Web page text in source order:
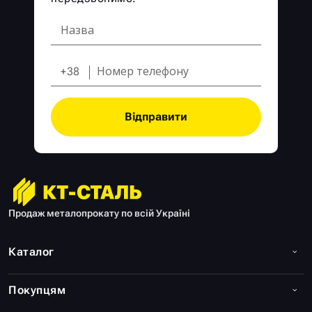
Продаж металопрокату по всій Україні
Каталог
Покупцям
+38
Відправити